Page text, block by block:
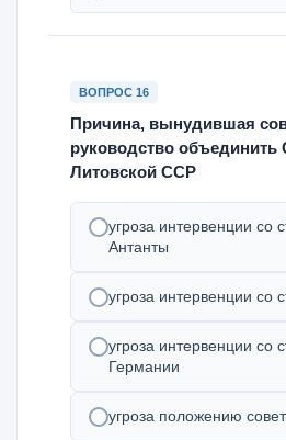
ВОПРОС 16
Причина, вынудившая
руководство
Литовской ССР
угроза интервенции со
Антанты
угроза интервенции со
угроза интервенции со
Германии
угроза положению